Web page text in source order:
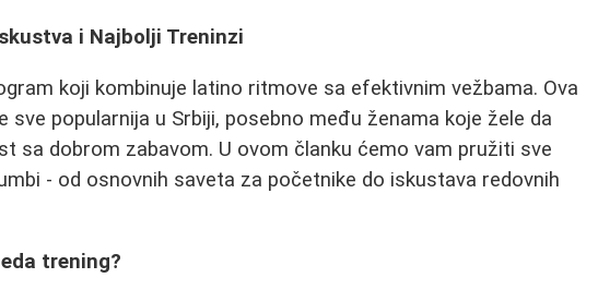
i Najbolji Treninzi
koji kombinuje latino ritmove sa efektivnim vežbama. Ova
sve popularnija u Srbiji, posebno među ženama koje žele da
sa dobrom zabavom. U ovom članku ćemo vam pružiti sve
- od osnovnih saveta za početnike do iskustava redovnih
trening?